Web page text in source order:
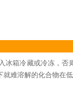
冰箱冷藏或冷冻，
难溶解的化合物在